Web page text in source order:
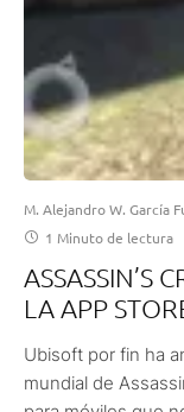
M. Alejandro W. García
1 Minuto de lectura
ASSASSIN’S
LA APP
Ubisoft por fin ha
mundial de